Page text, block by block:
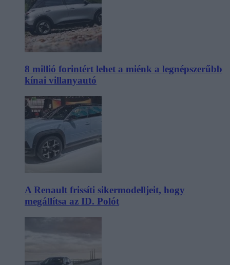
8 millió forintért lehet a miénk a legnépszerűbb
kínai villanyautó
A Renault frissíti sikermodelljeit, hogy
megállítsa az ID. Polót